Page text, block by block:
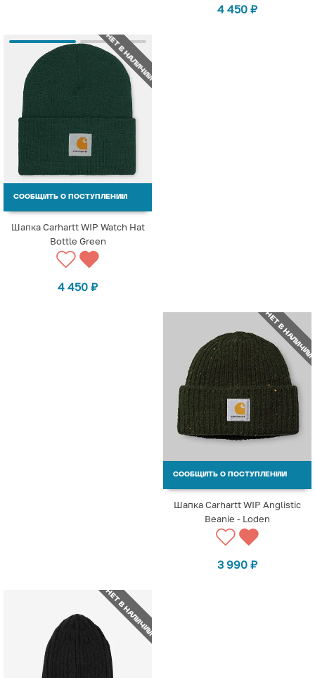
4 450 ₽
НЕТ В НАЛИЧИИ
СООБЩИТЬ О ПОСТУПЛЕНИИ
Шапка Carhartt WIP Watch Hat
Bottle Green
4 450 ₽
НЕТ В НАЛИЧИИ
СООБЩИТЬ О ПОСТУПЛЕНИИ
Шапка Carhartt WIP Anglistic
Beanie - Loden
3 990 ₽
НЕТ В НАЛИЧИИ